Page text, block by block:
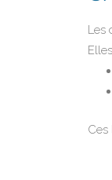
Les